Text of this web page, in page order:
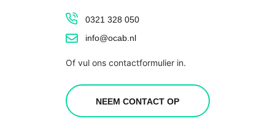
0321 328 050
info@ocab.nl
Of vul ons contactformulier in.
NEEM CONTACT OP